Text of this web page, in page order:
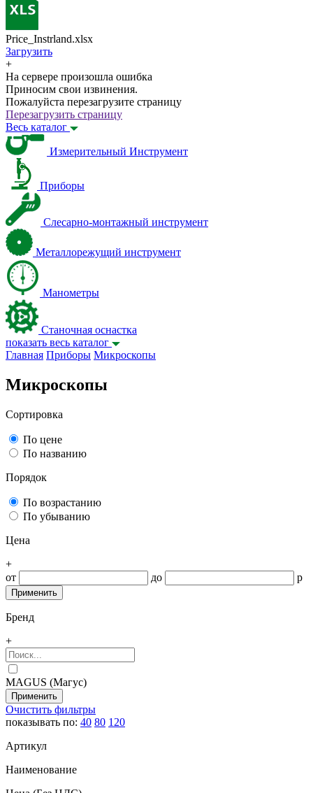
Price_Instrland.xlsx
Загрузить
+
На сервере произошла ошибка
Приносим свои извинения.
Пожалуйста перезагрузите страницу
Перезагрузить страницу
Весь каталог
Измерительный Инструмент
Приборы
Слесарно-монтажный инструмент
Металлорежущий инструмент
Манометры
Станочная оснастка
показать весь каталог
Главная Приборы Микроскопы
Микроскопы
Сортировка
По цене
По названию
Порядок
По возрастанию
По убыванию
Цена
+
от
до р
Бренд
+
MAGUS (Магус)
Очистить фильтры
показывать по: 40 80 120
Артикул
Наименование